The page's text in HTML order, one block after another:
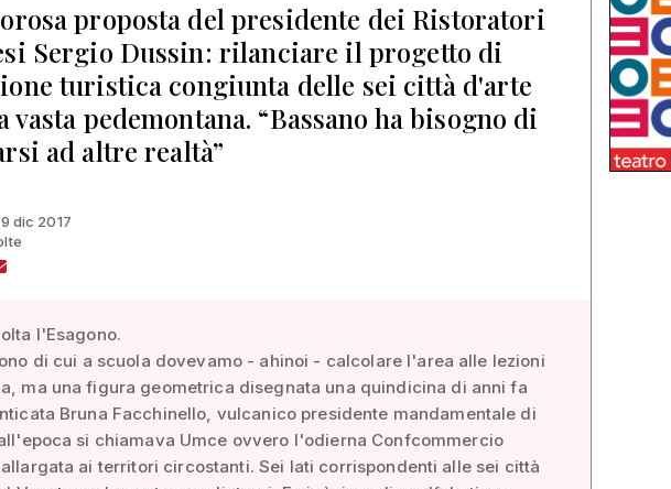
proposta del presidente dei Ristoratori
Sergio Dussin: rilanciare il progetto di
turistica congiunta delle sei città d'arte
vasta pedemontana. “Bassano ha bisogno di
ad altre realtà”
dic 2017
l'Esagono.
di cui a scuola dovevamo - ahinoi - calcolare l'area alle lezioni
ma una figura geometrica disegnata una quindicina di anni fa
Bruna Facchinello, vulcanico presidente mandamentale di
si chiamava Umce ovvero l'odierna Confcommercio
allargata ai territori circostanti. Sei lati corrispondenti alle sei città